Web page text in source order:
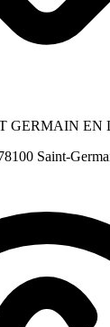
GERMAIN EN
Saint-